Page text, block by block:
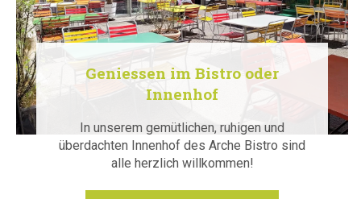
Geniessen im Bistro oder
Innenhof
In unserem gemütlichen, ruhigen und
überdachten Innenhof des Arche Bistro sind
alle herzlich willkommen!